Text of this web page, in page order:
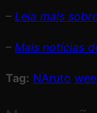
– Leia mais
– Mais notícias
Tag: NAruto